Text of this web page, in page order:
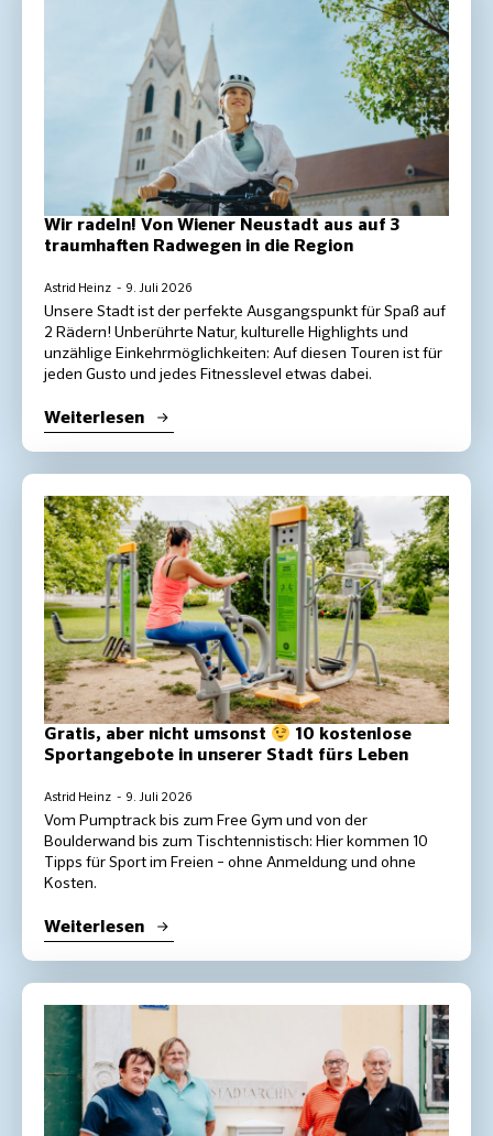
Wir radeln! Von Wiener Neustadt aus auf 3
traumhaften Radwegen in die Region
Astrid Heinz 9. Juli 2026
Unsere Stadt ist der perfekte Ausgangspunkt für Spaß auf
2 Rädern! Unberührte Natur, kulturelle Highlights und
unzählige Einkehrmöglichkeiten: Auf diesen Touren ist für
jeden Gusto und jedes Fitnesslevel etwas dabei.
Weiterlesen
Gratis, aber nicht umsonst
10 kostenlose
Sportangebote in unserer Stadt fürs Leben
Astrid Heinz 9. Juli 2026
Vom Pumptrack bis zum Free Gym und von der
Boulderwand bis zum Tischtennistisch: Hier kommen 10
Tipps für Sport im Freien – ohne Anmeldung und ohne
Kosten.
Weiterlesen